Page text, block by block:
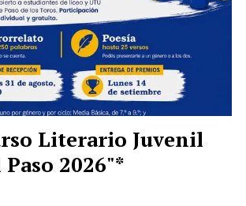
Literario Juvenil
2026"*